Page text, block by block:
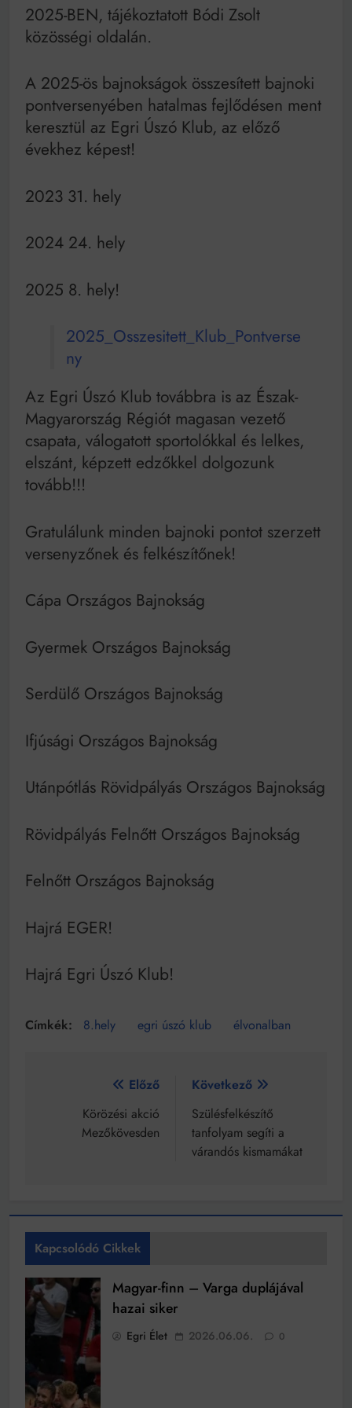
Mindenki a világot akarja uralni – de nem csak a 80-
as években
Bitumenes lapostetők: a bevált technológia akkor
működik, ha jól van felújítva
2025-BEN, tájékoztatott Bódi Zsolt
közösségi oldalán.
A 2025-ös bajnokságok összesített bajnoki
pontversenyében hatalmas fejlődésen ment
keresztül az Egri Úszó Klub, az előző
évekhez képest!
2023 31. hely
2024 24. hely
2025 8. hely!
2025_Osszesitett_Klub_Pontverse
ny
Az Egri Úszó Klub továbbra is az Észak-
Magyarország Régiót magasan vezető
csapata, válogatott sportolókkal és lelkes,
elszánt, képzett edzőkkel dolgozunk
tovább!!!
Gratulálunk minden bajnoki pontot szerzett
versenyzőnek és felkészítőnek!
Cápa Országos Bajnokság
Gyermek Országos Bajnokság
Serdülő Országos Bajnokság
Ifjúsági Országos Bajnokság
Utánpótlás Rövidpályás Országos Bajnokság
Rövidpályás Felnőtt Országos Bajnokság
Felnőtt Országos Bajnokság
Hajrá EGER!
Hajrá Egri Úszó Klub!
8.hely egri úszó klub élvonalban
Bejegyzés
navigáció
Előző
Körözési akció
Mezőkövesden
Következő
Szülésfelkészítő
tanfolyam segíti a
várandós kismamákat
Kapcsolódó Cikkek
Magyar-finn – Varga duplájával
hazai siker
Egri Élet 2026.06.06. 0